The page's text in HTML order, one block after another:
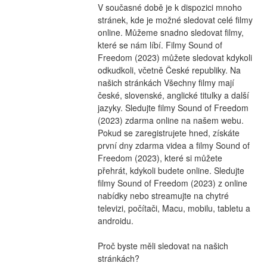
V současné době je k dispozici mnoho
stránek, kde je možné sledovat celé filmy
online. Můžeme snadno sledovat filmy,
které se nám líbí. Filmy Sound of
Freedom (2023) můžete sledovat kdykoli
odkudkoli, včetně České republiky. Na
našich stránkách Všechny filmy mají
české, slovenské, anglické titulky a další
jazyky. Sledujte filmy Sound of Freedom
(2023) zdarma online na našem webu.
Pokud se zaregistrujete hned, získáte
první dny zdarma videa a filmy Sound of
Freedom (2023), které si můžete
přehrát, kdykoli budete online. Sledujte
filmy Sound of Freedom (2023) z online
nabídky nebo streamujte na chytré
televizi, počítači, Macu, mobilu, tabletu a
androidu.
Proč byste měli sledovat na našich
stránkách?